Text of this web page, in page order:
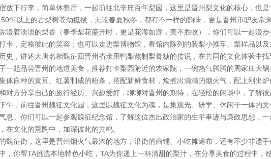
放下行李，简单休整后，一起前往北辛庄百年梨园，这里是晋州梨文化的核心，也
年以上的古梨树苍劲挺拔，无论春夏秋冬，都有不一样的韵味，更是晋州市驴友常
漫着淡淡的梨香（春季梨花盛开时，更是花海如潮，美不胜收），你们可以一起漫
卡，定格彼此的笑容；也可以走进梨博物馆，看馆内陈列的装梨小推车、梨样品以
史，讲述大唐名相魏征回晋州省亲用鸭梨熬制梨膏糖的传说，在共同的文化体验中找
一起品尝晋州的地道美食，推荐打卡梨园附近的农家院，一碗热气腾腾的周家庄大锅
体自种的黄豆、红薯制成的粉条，搭配新鲜食材，烩煮出满满的烟火气，配上刚出
对方分享自己的旅行经历、兴趣爱好，聊聊对晋州的期待，在轻松的闲谈中，了解
午，前往晋州魏征文化园，这里以魏征文化为魂，是集观光、研学、休闲于一体的
息。你们可以一起参观魏征纪念馆，了解这位杰出政治家的生平事迹与廉政思想，
在文化的熏陶中，加深彼此的共鸣。
魏征街，这里是晋州烟火气最浓的地方，沿街的商铺、小吃摊遍布，还有不少非遗
，你帮TA挑选本地特色小吃，TA为你递上一杯清甜的梨汁，在分享美食的过程中，